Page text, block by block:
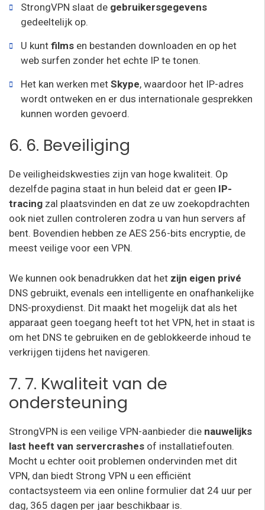
StrongVPN slaat de gebruikersgegevens
gedeeltelijk op.
U kunt films en bestanden downloaden en op het
web surfen zonder het echte IP te tonen.
Het kan werken met Skype, waardoor het IP-adres
wordt ontweken en er dus internationale gesprekken
kunnen worden gevoerd.
6. 6. Beveiliging
De veiligheidskwesties zijn van hoge kwaliteit. Op
dezelfde pagina staat in hun beleid dat er geen IP-
tracing zal plaatsvinden en dat ze uw zoekopdrachten
ook niet zullen controleren zodra u van hun servers af
bent. Bovendien hebben ze AES 256-bits encryptie, de
meest veilige voor een VPN.
We kunnen ook benadrukken dat het zijn eigen privé
DNS gebruikt, evenals een intelligente en onafhankelijke
DNS-proxydienst. Dit maakt het mogelijk dat als het
apparaat geen toegang heeft tot het VPN, het in staat is
om het DNS te gebruiken en de geblokkeerde inhoud te
verkrijgen tijdens het navigeren.
7. 7. Kwaliteit van de
ondersteuning
StrongVPN is een veilige VPN-aanbieder die nauwelijks
last heeft van servercrashes of installatiefouten.
Mocht u echter ooit problemen ondervinden met dit
VPN, dan biedt Strong VPN u een efficiënt
contactsysteem via een online formulier dat 24 uur per
dag, 365 dagen per jaar beschikbaar is.